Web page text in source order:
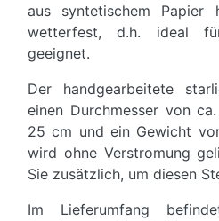
aus syntetischem Papier
wetterfest, d.h. ideal
geeignet.
Der handgearbeitete
einen Durchmesser von
25 cm und ein Gewicht
wird ohne Verstromung
Sie zusätzlich, um diesen
Im Lieferumfang